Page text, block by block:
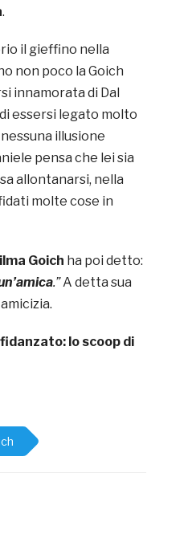
.
il gieffino nella
non poco la Goich
innamorata di Dal
essersi legato molto
illusione
pensa che lei sia
allontanarsi, nella
molte cose in
Goich ha poi detto:
.”A detta sua
lo scoop di